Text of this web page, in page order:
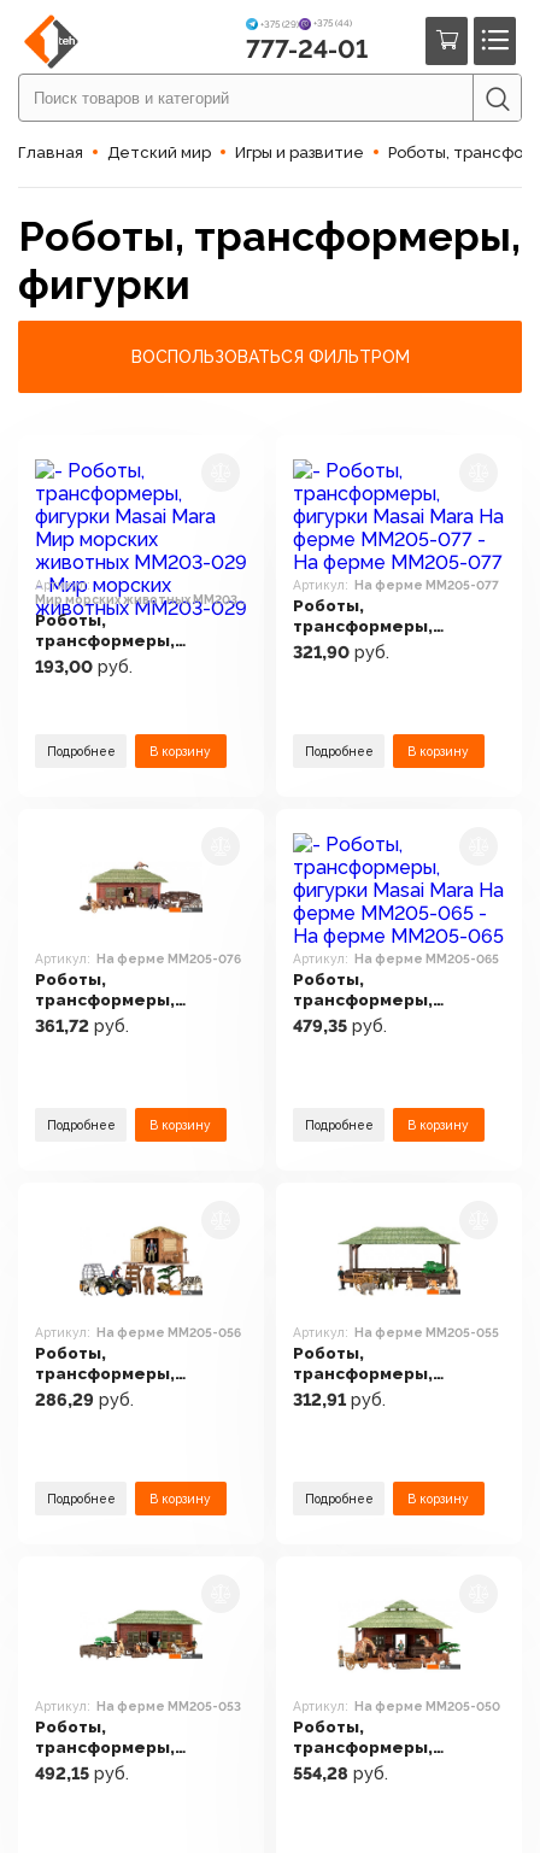
+375 (29) +375 (44)
777-24-01
Главная Детский мир Игры и развитие Роботы,
Роботы, трансформеры,
фигурки
ВОСПОЛЬЗОВАТЬСЯ ФИЛЬТРОМ
Артикул:
Мир морских животных ММ203-
029
Роботы,
трансформеры,
фигурки Masai Mara Мир
морских животных
193,00 руб.
Подробнее В корзину
Артикул: На ферме ММ205-077
Роботы,
трансформеры,
фигурки Masai Mara На
ферме ММ205-077
321,90 руб.
Подробнее В корзину
Артикул: На ферме ММ205-076
Роботы,
трансформеры,
фигурки Masai Mara На
ферме ММ205-076
361,72 руб.
Подробнее В корзину
Артикул: На ферме ММ205-065
Роботы,
трансформеры,
фигурки Masai Mara На
ферме ММ205-065
479,35 руб.
Подробнее В корзину
Артикул: На ферме ММ205-056
Роботы,
трансформеры,
фигурки Masai Mara На
ферме ММ205-056
286,29 руб.
Подробнее В корзину
Артикул: На ферме ММ205-055
Роботы,
трансформеры,
фигурки Masai Mara На
ферме ММ205-055
312,91 руб.
Подробнее В корзину
Артикул: На ферме ММ205-053
Роботы,
трансформеры,
фигурки Masai Mara На
ферме ММ205-053
492,15 руб.
Артикул: На ферме ММ205-050
Роботы,
трансформеры,
фигурки Masai Mara На
ферме ММ205-050
554,28 руб.